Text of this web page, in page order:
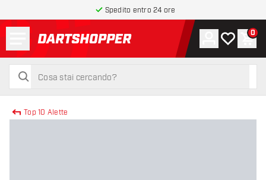
Spedito entro 24 ore
torna alla home page
cerca
cerca
Account
La mia0
Top 10 Alette